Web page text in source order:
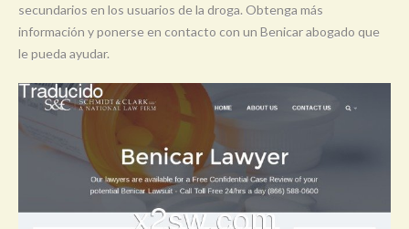
secundarios en los usuarios de la droga. Obtenga más
información y ponerse en contacto con un Benicar abogado que
le pueda ayudar.